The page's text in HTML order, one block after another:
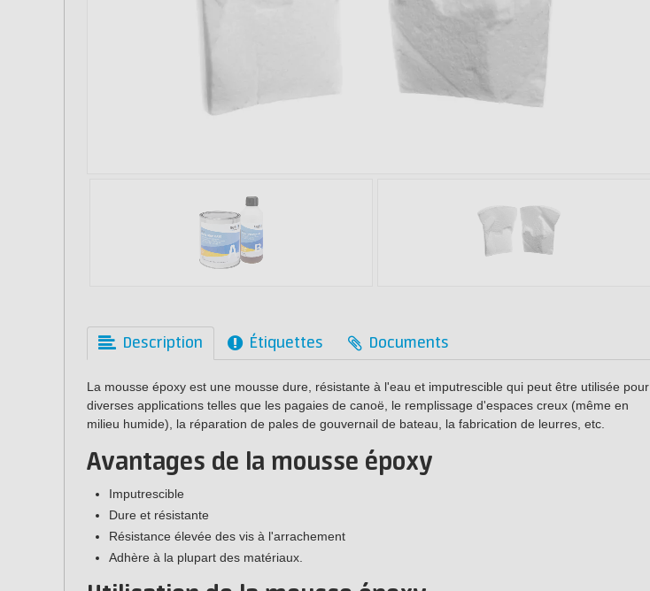
Description Étiquettes Documents
La mousse époxy est une mousse dure, résistante à l'eau et imputrescible qui peut être utilisée pour
diverses applications telles que les pagaies de canoë, le remplissage d'espaces creux (même en
milieu humide), la réparation de pales de gouvernail de bateau, la fabrication de leurres, etc.
Avantages de la mousse époxy
Imputrescible
Dure et résistante
Résistance élevée des vis à l'arrachement
Adhère à la plupart des matériaux.